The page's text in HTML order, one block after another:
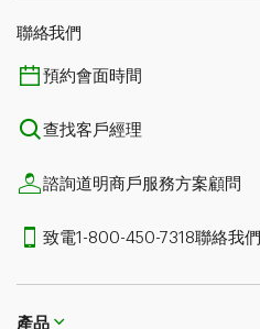
聯絡我們
預約會面時間
查找客戶經理
諮詢道明商戶服務方案顧問
致電1-800-450-7318聯絡我們
產品